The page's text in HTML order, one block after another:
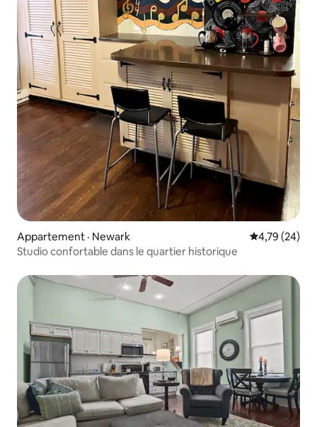
Appartement · Newark Note
4,79 (24)
Studio confortable dans le quartier historique